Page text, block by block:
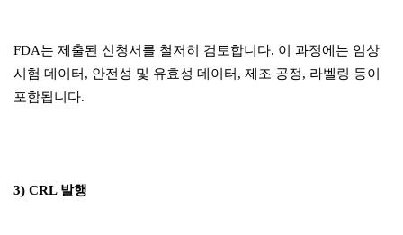
FDA는 제출된 신청서를 철저히 검토합니다. 이 과정에는 임상
시험 데이터, 안전성 및 유효성 데이터, 제조 공정, 라벨링 등이
포함됩니다.
3) CRL 발행